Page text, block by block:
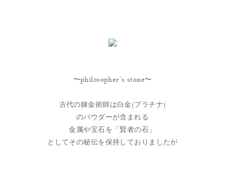
〜philosopher’s stone〜
古代の錬金術師は白金(プラチナ)
のパウダーが含まれる
金属や宝石を「賢者の石」
としてその秘伝を保持しておりましたが